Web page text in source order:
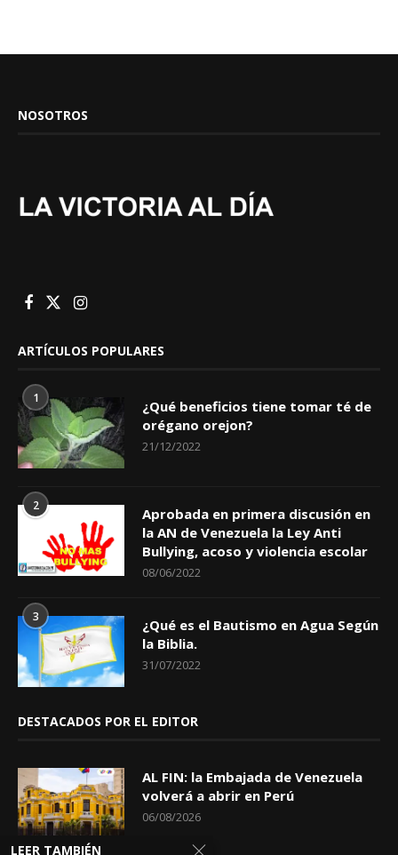
NOSOTROS
ARTÍCULOS POPULARES
1
¿Qué beneficios tiene tomar té de
orégano orejon?
21/12/2022
2
Aprobada en primera discusión en
la AN de Venezuela la Ley Anti
Bullying, acoso y violencia escolar
08/06/2022
3
¿Qué es el Bautismo en Agua Según
la Biblia.
31/07/2022
DESTACADOS POR EL EDITOR
AL FIN: la Embajada de Venezuela
volverá a abrir en Perú
06/08/2026
LEER TAMBIÉN